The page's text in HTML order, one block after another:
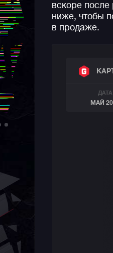
вскоре
ниже, чтобы
в продаже.
ДАТА
МАЙ